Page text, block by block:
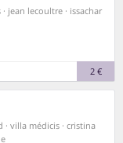
jean lecoultre · issachar
2 €
· villa médicis · cristina